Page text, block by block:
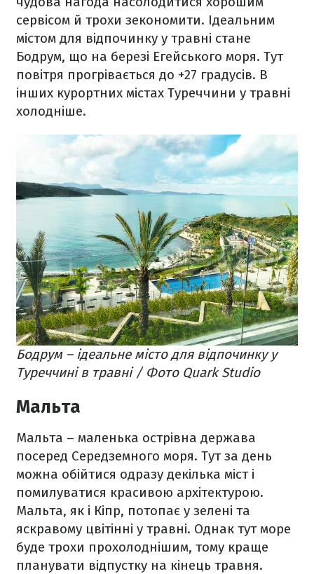
сервісом й трохи зекономити. Ідеальним
містом для відпочинку у травні стане
Бодрум, що на березі Егейського моря. Тут
повітря прогрівається до +27 градусів. В
інших курортних містах Туреччини у травні
холодніше.
Бодрум – ідеальне місто для відпочинку у
Туреччині в травні / Фото Quark Studio
Мальта
Мальта – маленька острівна держава
посеред Середземного моря. Тут за день
можна обійтися одразу декілька міст і
помилуватися красивою архітектурою.
Мальта, як і Кіпр, потопає у зелені та
яскравому цвітінні у травні. Однак тут море
буде трохи прохолоднішим, тому краще
планувати відпустку на кінець травня.